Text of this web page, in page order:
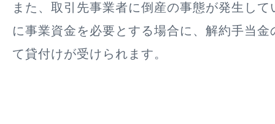
また、取引先事業者に倒産の事態が発生し
に事業資金を必要とする場合に、解約手当
て貸付けが受けられます。